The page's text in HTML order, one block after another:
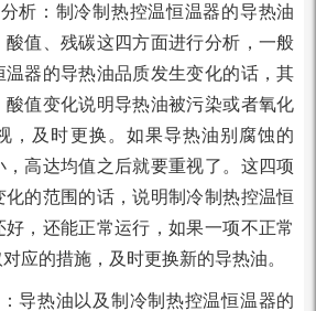
析：制冷制热控温恒温器的导热油
值、残碳这四方面进行分析，一般
器的导热油品质发生变化的话，其
值变化说明导热油被污染或者氧化
，及时更换。如果导热油别腐蚀的
高达均值之后就要重视了。这四项
的范围的话，说明制冷制热控温恒
，还能正常运行，如果一项不正常
应的措施，及时更换新的导热油。
导热油以及制冷制热控温恒温器的